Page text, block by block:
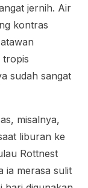
jernih. Air
kontras
tropis
sudah sangat
misalnya,
liburan ke
Rottnest
ia merasa sulit